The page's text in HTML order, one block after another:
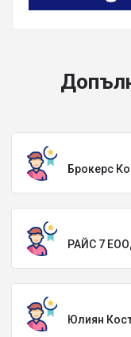
Брокерс
РАЙС 7
Юлиян